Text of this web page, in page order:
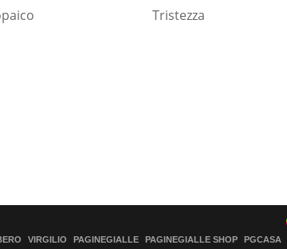
Tristezza
VIRGILIO PAGINEGIALLE PAGINEGIALLE SHOP PGCASA